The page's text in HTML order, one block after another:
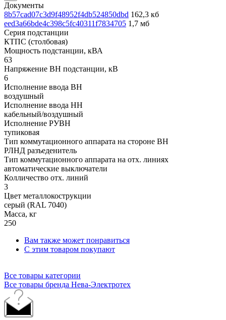
Документы
8b57cad07c3d9f48952f4db524850dbd 162,3 кб
eed3a66bde4c398c5fc40311f7834705 1,7 мб
Серия подстанции
КТПС (столбовая)
Мощность подстанции, кВА
63
Напряжение ВН подстанции, кВ
6
Исполнение ввода ВН
воздушный
Исполнение ввода НН
кабельный/воздушный
Исполнение РУВН
тупиковая
Тип коммутационного аппарата на стороне ВН
РЛНД разъеденитель
Тип коммутационного аппарата на отх. линиях
автоматические выключатели
Колличество отх. линий
3
Цвет металлокострукции
серый (RAL 7040)
Масса, кг
250
Вам также может понравиться
С этим товаром покупают
Все товары категории
Все товары бренда Нева-Электротех